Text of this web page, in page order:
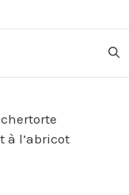
à l’abricot